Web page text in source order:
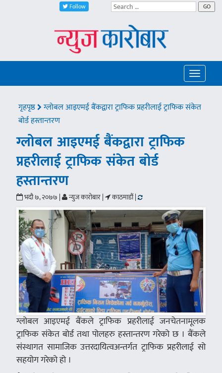
Follow GO
Toggle
गृहपृष्ठ
ग्लोबल आइएमई बैंकद्वारा ट्राफिक प्रहरीलाई ट्राफिक संकेत
बोर्ड हस्तान्तरण
ग्लोबल आइएमई बैंकद्वारा ट्राफिक
प्रहरीलाई ट्राफिक संकेत बोर्ड
हस्तान्तरण
भदौ ७, २०७७ | न्युज कारोबार | काठमाडौं |
ग्लोबल आइएमई बैंकले ट्राफिक प्रहरीलाई जनचेतनामूलक
ट्राफिक संकेत बोर्ड तथा पोलहरु हस्तान्तरण गरेको छ । बैंकले
संस्थागत सामाजिक उत्तरदायित्वअन्तर्गत ट्राफिक प्रहरीलाई सो
सहयोग गरेको हो ।